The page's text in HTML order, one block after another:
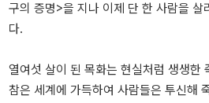
구의 증명>을 지나 이제 단 한 사람을 살
다.
열여섯 살이 된 목화는 현실처럼 생생한
참은 세계에 가득하여 사람들은 투신해